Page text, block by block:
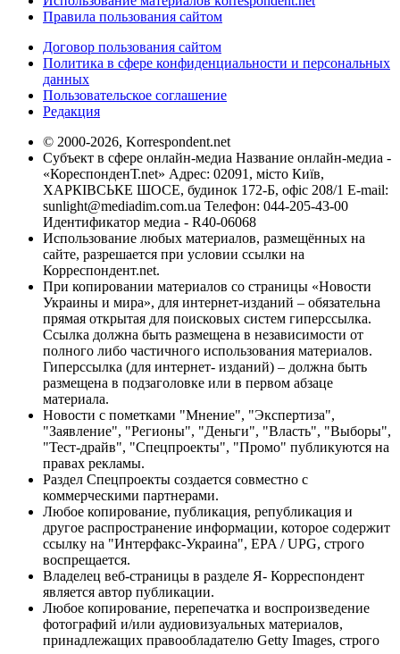
Правила пользования сайтом
Договор пользования сайтом
Политика в сфере конфиденциальности и персональных
данных
Пользовательское соглашение
Редакция
© 2000-2026, Korrespondent.net
Субъект в сфере онлайн-медиа Название онлайн-медиа -
«КореспонденТ.net» Адрес: 02091, місто Київ,
ХАРКІВСЬКЕ ШОСЕ, будинок 172-Б, офіс 208/1 E-mail:
sunlight@mediadim.com.ua Телефон: 044-205-43-00
Идентификатор медиа - R40-06068
Использование любых материалов, размещённых на
сайте, разрешается при условии ссылки на
Корреспондент.net.
При копировании материалов со страницы «Новости
Украины и мира», для интернет-изданий – обязательна
прямая открытая для поисковых систем гиперссылка.
Ссылка должна быть размещена в независимости от
полного либо частичного использования материалов.
Гиперссылка (для интернет- изданий) – должна быть
размещена в подзаголовке или в первом абзаце
материала.
Новости с пометками "Мнение", "Экспертиза",
"Заявление", "Регионы", "Деньги", "Власть", "Выборы",
"Тест-драйв", "Спецпроекты", "Промо" публикуются на
правах рекламы.
Раздел Спецпроекты создается совместно с
коммерческими партнерами.
Любое копирование, публикация, републикация и
другое распространение информации, которое содержит
ссылку на "Интерфакс-Украина", EPA / UPG, строго
воспрещается.
Владелец веб-страницы в разделе Я- Корреспондент
является автор публикации.
Любое копирование, перепечатка и воспроизведение
фотографий и/или аудиовизуальных материалов,
принадлежащих правообладателю Getty Images, строго